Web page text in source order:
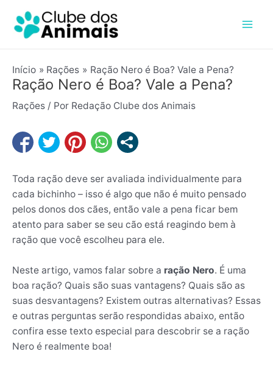
para
Início Rações Ração Nero é Boa? Vale a Pena?
Ração Nero é Boa? Vale a Pena?
Rações / Por Redação Clube dos Animais
Toda ração deve ser avaliada individualmente para
cada bichinho – isso é algo que não é muito pensado
pelos donos dos cães, então vale a pena ficar bem
atento para saber se seu cão está reagindo bem à
ração que você escolheu para ele.
Neste artigo, vamos falar sobre a ração Nero. É uma
boa ração? Quais são suas vantagens? Quais são as
suas desvantagens? Existem outras alternativas? Essas
e outras perguntas serão respondidas abaixo, então
confira esse texto especial para descobrir se a ração
Nero é realmente boa!
navigation